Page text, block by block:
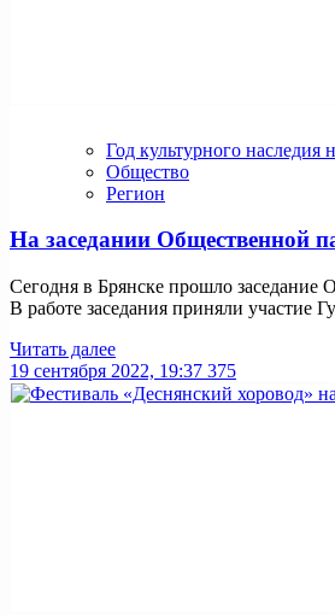
Год культурного наследия
Общество
Регион
На заседании Общественной
Сегодня в Брянске прошло заседание
В работе заседания приняли участие
Читать далее
19 сентября 2022, 19:37 375